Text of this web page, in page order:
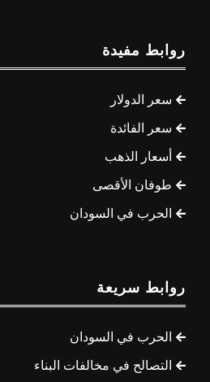
روابط مفيدة
سعر الدولار
سعر الفائدة
أسعار الذهب
طوفان الأقصى
الحرب في السودان
روابط سريعة
الحرب في السودان
التصالح في مخالفات البناء